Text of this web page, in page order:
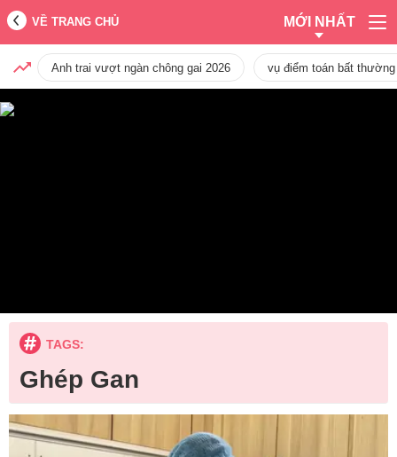
VỀ TRANG CHỦ MỚI NHẤT
Anh trai vượt ngàn chông gai 2026 vụ điểm toán bất
TAGS:
Ghép Gan